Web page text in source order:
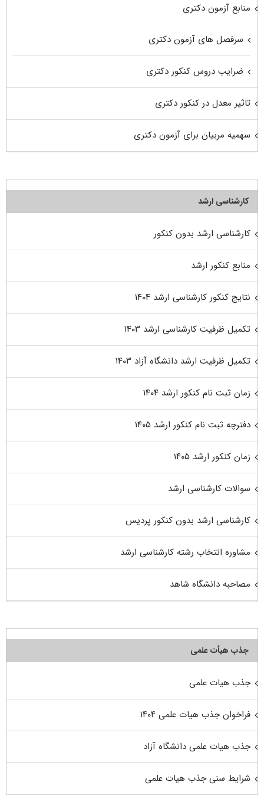
منابع آزمون دکتری
سرفصل های آزمون دکتری
ضرایب دروس کنکور دکتری
تاثیر معدل در کنکور دکتری
سهمیه مربیان برای آزمون دکتری
کارشناسی ارشد
کارشناسی ارشد بدون کنکور
منابع کنکور ارشد
نتایج کنکور کارشناسی ارشد ۱۴۰۴
تکمیل ظرفیت کارشناسی ارشد ۱۴۰۳
تکمیل ظرفیت ارشد دانشگاه آزاد ۱۴۰۳
زمان ثبت نام کنکور ارشد ۱۴۰۴
دفترچه ثبت نام کنکور ارشد ۱۴۰۵
زمان کنکور ارشد ۱۴۰۵
سوالات کارشناسی ارشد
کارشناسی ارشد بدون کنکور پردیس
مشاوره انتخاب رشته کارشناسی ارشد
مصاحبه دانشگاه شاهد
جذب هیأت علمی
جذب هیات علمی
فراخوان جذب هیات علمی ۱۴۰۴
جذب هیات علمی دانشگاه آزاد
شرایط سنی جذب هیات علمی